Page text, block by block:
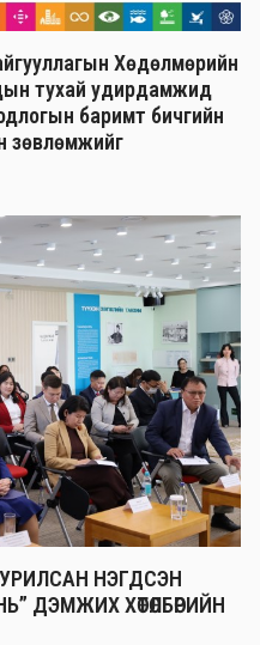
Хөдөлмөрийн
тухай удирдамжид
баримт бичгийн
зөвлөмжийг
НЭГДСЭН
ДЭМЖИХ ХӨТӨЛБӨРИЙН